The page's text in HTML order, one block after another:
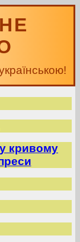
кривому